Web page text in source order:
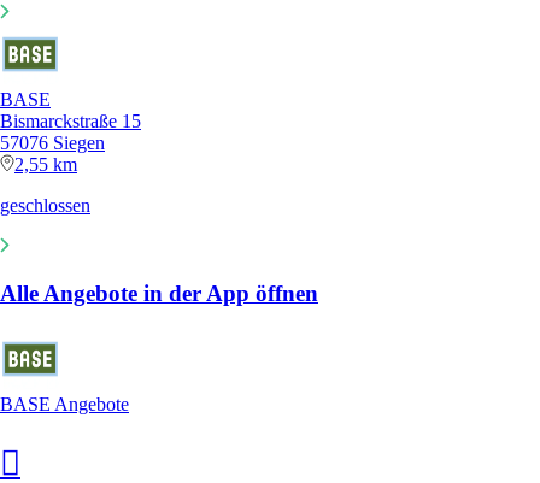
BASE
Bismarckstraße 15
57076 Siegen
2,55 km
geschlossen
Alle Angebote in der App öffnen
BASE Angebote